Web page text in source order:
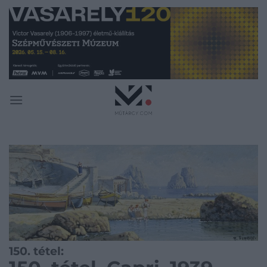
Skip
content
150. tétel: